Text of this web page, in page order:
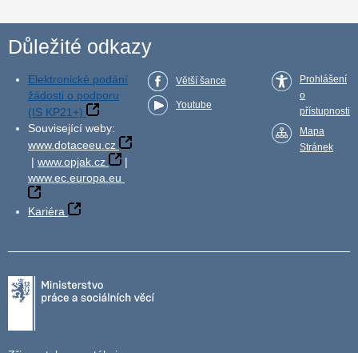
Důležité odkazy
Elektronické podání
žádosti o podporu
(IS KP21+)
Související weby:
www.dotaceeu.cz
| www.opjak.cz
|
www.ec.europa.eu
Kariéra
Větší šance
Youtube
Prohlášení
o
přístupnosti
Mapa
Stránek